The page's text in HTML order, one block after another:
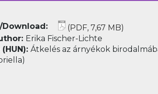
(PDF, 7,67 MB)
Erika Fischer-Lichte
Átkelés az árnyékok